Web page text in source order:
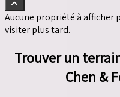
Aucune propriété à afficher
visiter plus tard.
Trouver un
Chen &